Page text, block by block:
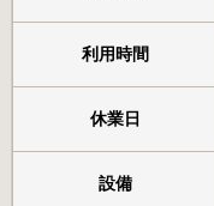
利用時間
休業日
設備